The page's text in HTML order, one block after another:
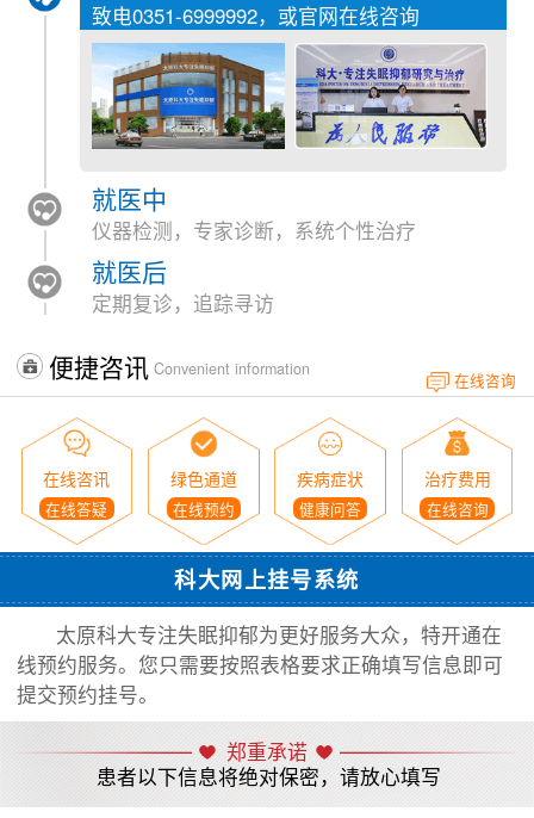
致电0351-6999992，或官网在线咨询
就医中
仪器检测，专家诊断，系统个性治疗
就医后
定期复诊，追踪寻访
便捷咨讯 Convenient information
在线咨询
在线咨讯
在线答疑
绿色通道
在线预约
疾病症状
健康问答
治疗费用
在线咨询
科大网上挂号系统
太原科大专注失眠抑郁为更好服务大众，特开通在
线预约服务。您只需要按照表格要求正确填写信息即可
提交预约挂号。
郑重承诺
患者以下信息将绝对保密，请放心填写